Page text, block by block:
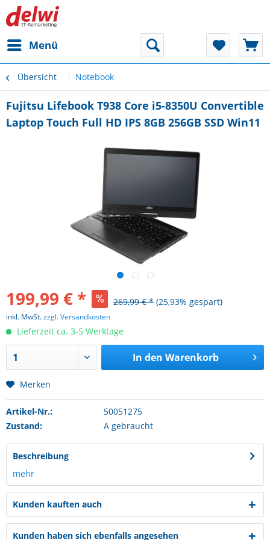
Menü
Übersicht Notebook
Fujitsu Lifebook T938 Core i5-8350U Convertible
Laptop Touch Full HD IPS 8GB 256GB SSD Win11
199,99 € * 269,99 € * (25,93% gespart)
inkl. MwSt.zzgl. Versandkosten
Lieferzeit ca. 3-5 Werktage
In den Warenkorb
Merken
Artikel-Nr.:
50051275
Zustand:
A gebraucht
Beschreibung
mehr
Kunden kauften auch
Kunden haben sich ebenfalls angesehen